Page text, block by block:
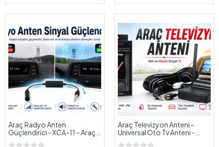
Araç Radyo Anten
Güçlendirici - XCA-11 - Araç
Radyo Anteni Sinyal
Araç Televizyon Anteni -
Universal Oto Tv Anteni -
CX350 Oto Mobil Televizyon